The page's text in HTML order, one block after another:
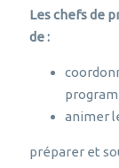
Les chefs de
de :
animer
préparer et